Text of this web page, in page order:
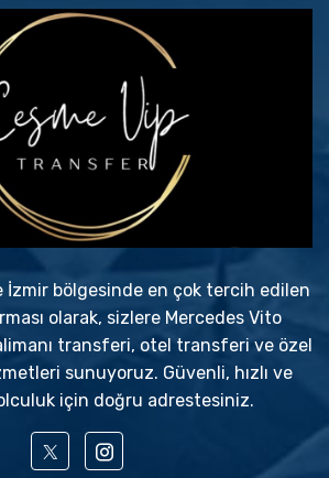
İzmir bölgesinde en çok tercih edilen
olarak, sizlere Mercedes Vito
transferi, otel transferi ve özel
sunuyoruz. Güvenli, hızlı ve
için doğru adrestesiniz.